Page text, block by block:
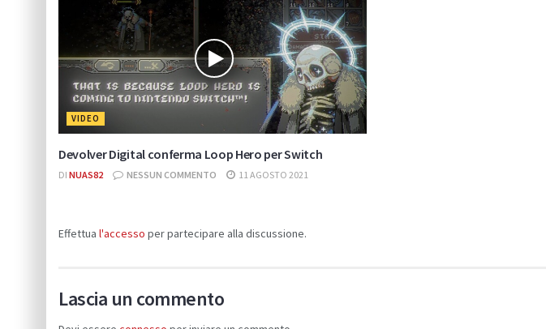
VIDEO
Devolver Digital conferma Loop Hero per Switch
DI NUAS82 NESSUN COMMENTO 11 AGOSTO 2021
Effettua l'accesso per partecipare alla discussione.
Lascia un commento